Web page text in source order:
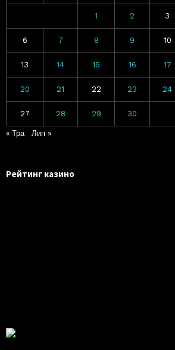
1 2 3
6 7 8 9 10
13 14 15 16 17
20 21 22 23 24
27 28 29 30
« Тра Лип »
Рейтинг казино